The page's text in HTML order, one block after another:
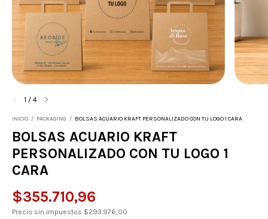
1 / 4
INICIO / PACKAGING / BOLSAS ACUARIO KRAFT PERSONALIZADO CON TU LOGO 1 CARA
BOLSAS ACUARIO KRAFT
PERSONALIZADO CON TU LOGO 1
CARA
$355.710,96
Precio sin impuestos $293.976,00